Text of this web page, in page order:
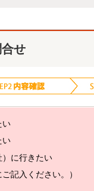
せ
い
い
）に行きたい
記入ください。）